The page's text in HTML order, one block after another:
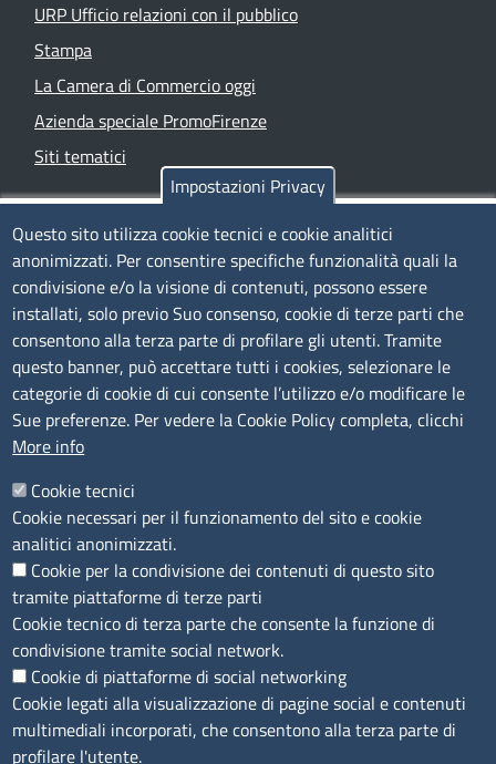
URP Ufficio relazioni con il pubblico
Stampa
La Camera di Commercio oggi
Azienda speciale PromoFirenze
Siti tematici
TRASPARENZA
Albo Online
Amministrazione trasparente
Bandi e concorsi
Segnalazioni Whistleblowing
Accessibilità
IBAN e pagamenti informatici
Informative privacy e cookie
Verifiche PA
Attuazione misure PNRR
Modulistica
SEGUICI SU
Impostazioni Privacy
Questo sito utilizza cookie tecnici e cookie analitici
anonimizzati. Per consentire specifiche funzionalità quali la
condivisione e/o la visione di contenuti, possono essere
installati, solo previo Suo consenso, cookie di terze parti che
consentono alla terza parte di profilare gli utenti. Tramite
questo banner, può accettare tutti i cookies, selezionare le
categorie di cookie di cui consente l’utilizzo e/o modificare le
Sue preferenze. Per vedere la Cookie Policy completa, clicchi
More info
Cookie tecnici
Cookie necessari per il funzionamento del sito e cookie
analitici anonimizzati.
Cookie per la condivisione dei contenuti di questo sito
tramite piattaforme di terze parti
Cookie tecnico di terza parte che consente la funzione di
condivisione tramite social network.
Cookie di piattaforme di social networking
Cookie legati alla visualizzazione di pagine social e contenuti
multimediali incorporati, che consentono alla terza parte di
profilare l'utente.